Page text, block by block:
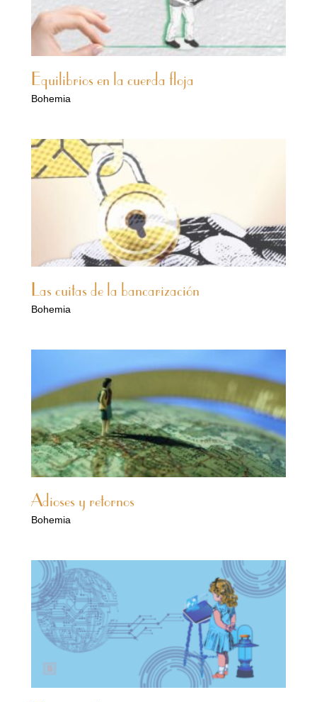
Equilibrios en la cuerda floja
Bohemia
Las cuitas de la bancarización
Bohemia
Adioses y retornos
Bohemia